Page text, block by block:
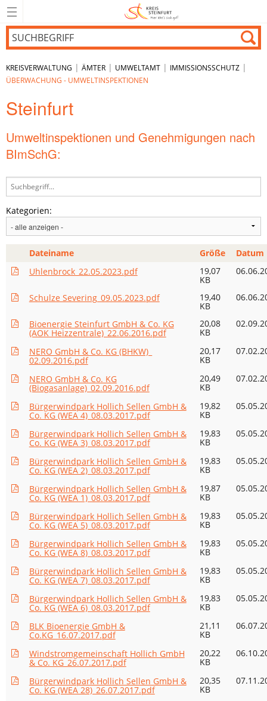
KREISVERWALTUNG | ÄMTER | UMWELTAMT | IMMISSIONSSCHUTZ |
ÜBERWACHUNG - UMWELTINSPEKTIONEN
Steinfurt
Umweltinspektionen und Genehmigungen nach
BImSchG:
Kategorien:
Dateiname Größe
Datum
Uhlenbrock_22.05.2023.pdf
19,07
KB
Schulze Severing_09.05.2023.pdf 19,40
KB
Bioenergie Steinfurt GmbH & Co. KG
(AOK Heizzentrale)_22.06.2016.pdf
20,08
KB
NERO GmbH & Co. KG (BHKW)_
02.09.2016.pdf
20,17
KB
NERO GmbH & Co. KG
(Biogasanlage)_02.09.2016.pdf
20,49
KB
Bürgerwindpark Hollich Sellen GmbH &
Co. KG (WEA 4)_08.03.2017.pdf
19,82
KB
Bürgerwindpark Hollich Sellen GmbH &
Co. KG (WEA 3)_08.03.2017.pdf
19,83
KB
Bürgerwindpark Hollich Sellen GmbH &
Co. KG (WEA 2)_08.03.2017.pdf
19,83
KB
Bürgerwindpark Hollich Sellen GmbH &
Co. KG (WEA 1)_08.03.2017.pdf
19,87
KB
Bürgerwindpark Hollich Sellen GmbH &
Co. KG (WEA 5)_08.03.2017.pdf
19,83
KB
Bürgerwindpark Hollich Sellen GmbH &
Co. KG (WEA 8)_08.03.2017.pdf
19,83
KB
Bürgerwindpark Hollich Sellen GmbH &
Co. KG (WEA 7)_08.03.2017.pdf
19,83
KB
Bürgerwindpark Hollich Sellen GmbH &
Co. KG (WEA 6)_08.03.2017.pdf
19,83
KB
BLK Bioenergie GmbH &
Co.KG_16.07.2017.pdf
21,11
KB
Windstromgemeinschaft Hollich GmbH
& Co. KG_26.07.2017.pdf
20,22
KB
Bürgerwindpark Hollich Sellen GmbH &
Co. KG (WEA 28)_26.07.2017.pdf
20,35
KB